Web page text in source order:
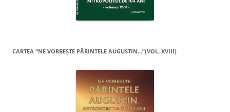
CARTEA “NE VORBEŞTE PĂRINTELE AUGUSTIN…”(VOL. XVIII)